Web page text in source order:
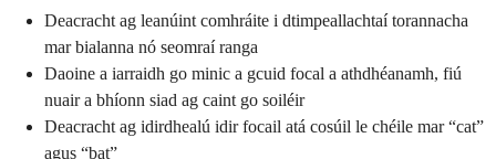
Deacracht ag leanúint comhráite i dtimpeallachtaí torannacha
mar bialanna nó seomraí ranga
Daoine a iarraidh go minic a gcuid focal a athdhéanamh, fiú
nuair a bhíonn siad ag caint go soiléir
Deacracht ag idirdhealú idir focail atá cosúil le chéile mar “cat”
agus “bat”